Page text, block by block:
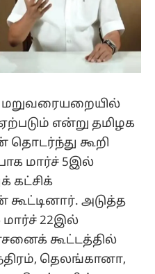
மறுவரையறையில்
ஏற்படும் என்று தமிழக
தொடர்ந்து கூறி
மார்ச் 5இல்
கட்சிக்
அடுத்த
22இல்
கூட்டத்தில்
தெலங்கானா,